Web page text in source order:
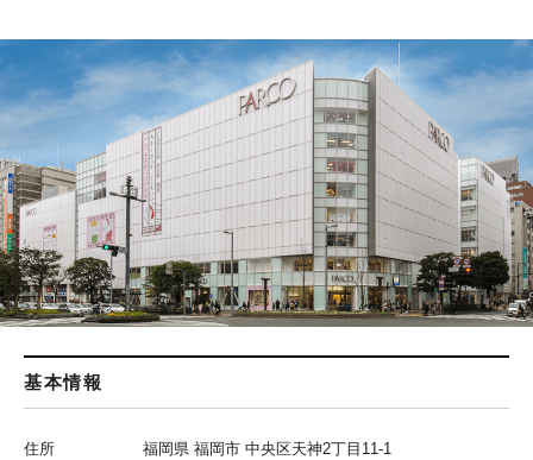
基本情報
住所 福岡県 福岡市 中央区天神2丁目11-1